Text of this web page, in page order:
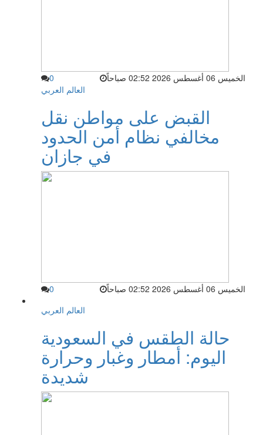
الخميس 06 أغسطس 2026 02:52 صباحاً
0
العالم العربي
القبض على مواطن نقل
مخالفي نظام أمن الحدود
في جازان
الخميس 06 أغسطس 2026 02:52 صباحاً
0
العالم العربي
حالة الطقس في السعودية
اليوم: أمطار وغبار وحرارة
شديدة